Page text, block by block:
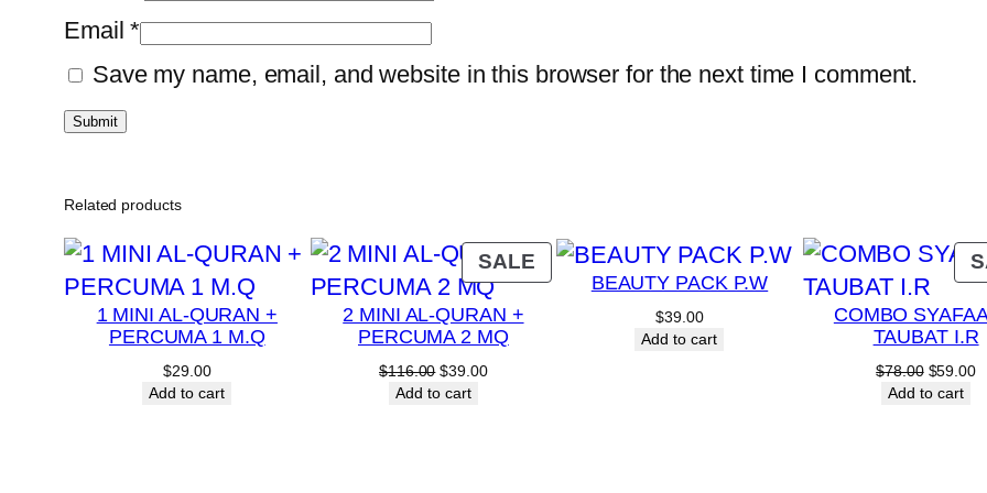
Email*
Save my name, email, and website in this browser for the next time I comment.
Related products
1 MINI AL-QURAN +
PERCUMA 1 M.Q
$29.00
Add to cart
SALEPRODUCT
ON
2 MINI AL-QURAN +
PERCUMA 2 MQ
$116.00 Original
price
$39.00Current
Add to cart
BEAUTY PACK P.W
$39.00
Add to cart
COMBO
TAUBAT I.R
$78.00 Original
price
$59.00
Add to cart